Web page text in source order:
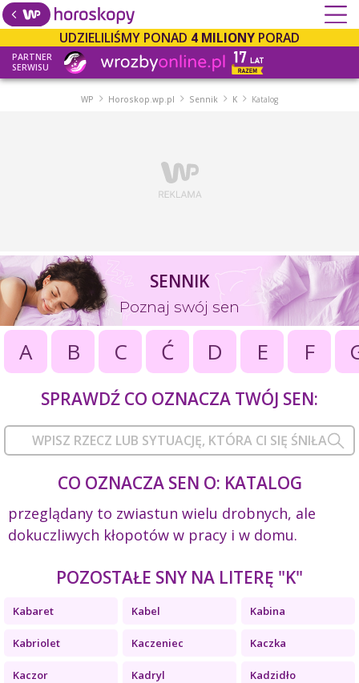
UDZIELILIŚMY PONAD 4 MILIONY PORAD
PARTNER
SERWISU
WP Horoskop.wp.pl Sennik K Katalog
SENNIK
Poznaj swój sen
A B C Ć D E F
SPRAWDŹ CO OZNACZA TWÓJ SEN:
CO OZNACZA SEN O: KATALOG
przeglądany to zwiastun wielu drobnych, ale
dokuczliwych kłopotów w pracy i w domu.
POZOSTAŁE SNY NA LITERĘ "K"
Kabaret Kabel Kabina
Kabriolet Kaczeniec Kaczka
Kaczor Kadryl Kadzidło